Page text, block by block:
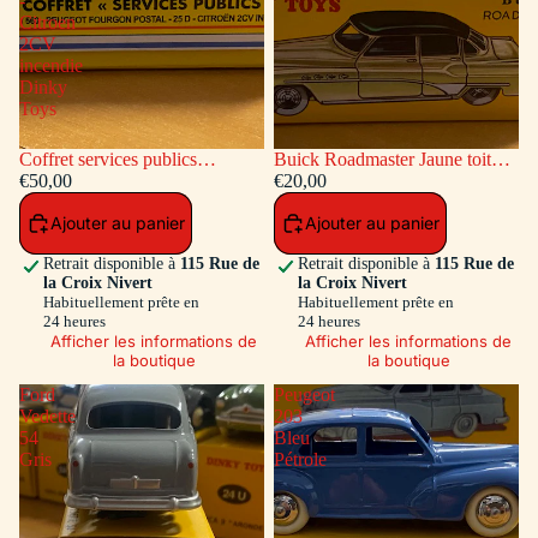
Citroen
2CV
incendie
Dinky
Toys
Coffret services publics
voitures: Peugeot Fourgon
Postal - Citroen 2CV incendie
Dinky Toys
€50,00
Ajouter au panier
Retrait disponible à 115 Rue de
la Croix Nivert
Habituellement prête en
24 heures
Afficher les informations de
la boutique
Buick Roadmaster Jaune toit
Vert
€20,00
Ajouter au panier
Retrait disponible à 115 Rue de
la Croix Nivert
Habituellement prête en
24 heures
Afficher les informations de
la boutique
Ford
Vedette
54
Gris
Peugeot
203
Bleu
Pétrole